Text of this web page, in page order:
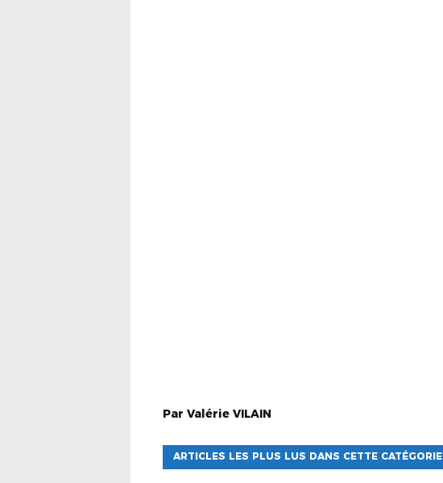
Par Valérie VILAIN
ARTICLES LES PLUS LUS DANS CETTE CATÉGORIE